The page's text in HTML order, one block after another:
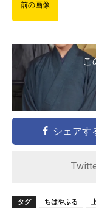
前の画像
こ
シェアす
タグ ちはやふる